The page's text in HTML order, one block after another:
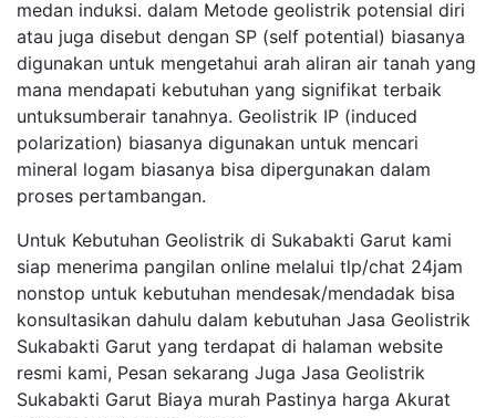
medan induksi. dalam Metode geolistrik potensial diri
atau juga disebut dengan SP (self potential) biasanya
digunakan untuk mengetahui arah aliran air tanah yang
mana mendapati kebutuhan yang signifikat terbaik
untuksumberair tanahnya. Geolistrik IP (induced
polarization) biasanya digunakan untuk mencari
mineral logam biasanya bisa dipergunakan dalam
proses pertambangan.
Untuk Kebutuhan Geolistrik di Sukabakti Garut kami
siap menerima pangilan online melalui tlp/chat 24jam
nonstop untuk kebutuhan mendesak/mendadak bisa
konsultasikan dahulu dalam kebutuhan Jasa Geolistrik
Sukabakti Garut yang terdapat di halaman website
resmi kami, Pesan sekarang Juga Jasa Geolistrik
Sukabakti Garut Biaya murah Pastinya harga Akurat